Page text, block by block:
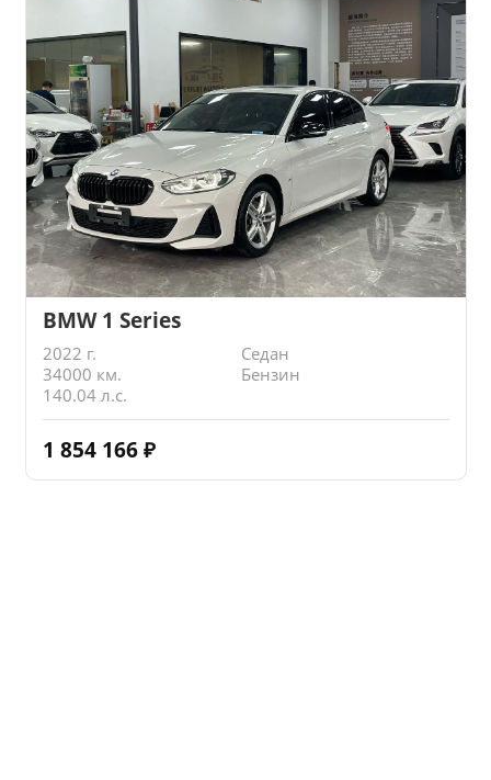
BMW 1 Series
2022 г.
Седан
34000 км.
Бензин
140.04 л.с.
1 854 166 ₽